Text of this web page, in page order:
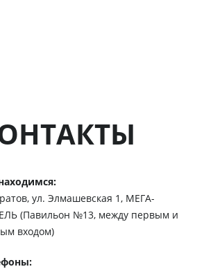
ул. Элмашевская 1, МЕГА-
(Павильон №13, между первым и
входом)